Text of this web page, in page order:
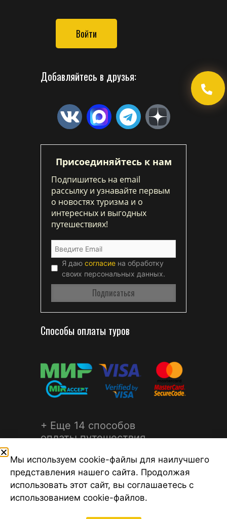
Войти
Добавляйтесь в друзья:
Присоединяйтесь к нам
Подпишитесь на email
рассылку и узнавайте первым
о новостях туризма и о
интересных и выгодных
путешествиях!
Я даю согласие на обработку
своих персональных данных.
Способы оплаты туров
+ Еще 14 способов
оплаты путешествия
©2026 Турагентство Турсфера - Поиск туров от надежных
Мы используем cookie-файлы для наилучшего
представления нашего сайта. Продолжая
использовать этот сайт, вы соглашаетесь с
использованием cookie-файлов.